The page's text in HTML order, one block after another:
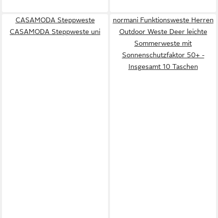
CASAMODA Steppweste
CASAMODA Steppweste uni
normani Funktionsweste Herren
Outdoor Weste Deer leichte
Sommerweste mit
Sonnenschutzfaktor 50+ -
Insgesamt 10 Taschen